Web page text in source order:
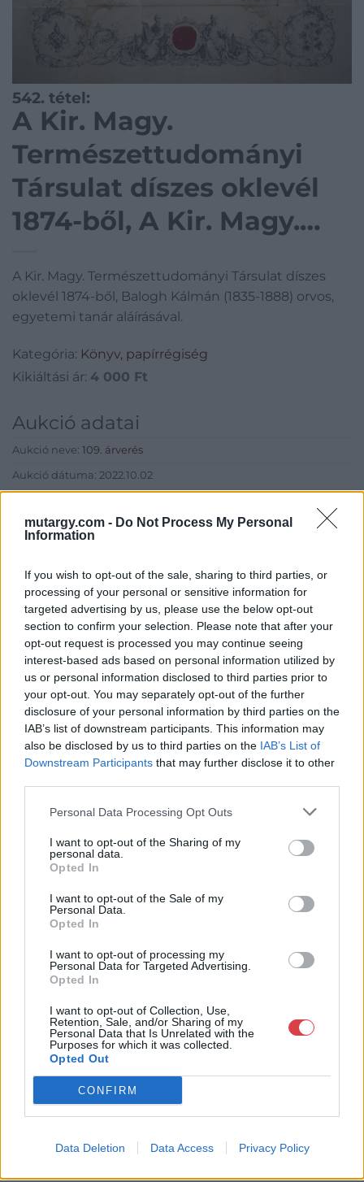
mutargy.com - Do Not Process My Personal
Information
If you wish to opt-out of the sale, sharing to third parties, or
processing of your personal or sensitive information for
targeted advertising by us, please use the below opt-out
section to confirm your selection. Please note that after your
opt-out request is processed you may continue seeing
interest-based ads based on personal information utilized by
us or personal information disclosed to third parties prior to
your opt-out. You may separately opt-out of the further
disclosure of your personal information by third parties on the
IAB’s list of downstream participants. This information may
also be disclosed by us to third parties on the IAB’s List of
Downstream Participants that may further disclose it to other
Personal Data Processing Opt Outs
I want to opt-out of the Sharing of my
personal data.
Opted In
I want to opt-out of the Sale of my
Personal Data.
Opted In
I want to opt-out of processing my
Personal Data for Targeted Advertising.
Opted In
I want to opt-out of Collection, Use,
Retention, Sale, and/or Sharing of my
Personal Data that Is Unrelated with the
Purposes for which it was collected.
Opted Out
CONFIRM
Data Deletion Data Access Privacy Policy
542. tétel:
A Kir. Magy.
Természettudományi
Társulat díszes oklevél
1874-ből, A Kir. Magy.
Társulat díszes oklevél
1874-ből, Balogh Kálmán
(1835-1888) orvos,
egyetemi tanár
aláírásával.
A Kir. Magy. Természettudományi Társulat díszes
oklevél 1874-ből, Balogh Kálmán (1835-1888) orvos,
egyetemi tanár aláírásával.
Kategória: Könyv, papírrégiség
Kikiáltási ár: 4 000 Ft
Aukció adatai
Aukció neve: 109. árverés
Aukció dátuma: 2022.10.02
Aukció helye: aukcio.net
Eladó adatai
Eladó:Aukcio.net - Mike
Portobello Aukciósház
Cím: Vízkeleti Lívia
Budapest
+36703805044
1053
Telefon: +36703805044
Weboldal:http://www.aukcio.net
Bemutatkozás: Immár közel 30 éve, hogy a Múzeum körúton
a Portobello aukciósház kiegészítette az addigi tevékenységét
és megszületett a Mike Portobello Aukciósház. 2022-től saját
oldalunkon bonyolítjuk árverésünket. www.aukcio.net
GALÉRIA TOVÁBBI MŰTÁRGYAI
KAPCSOLÓDÓ MŰTÁRGYAK